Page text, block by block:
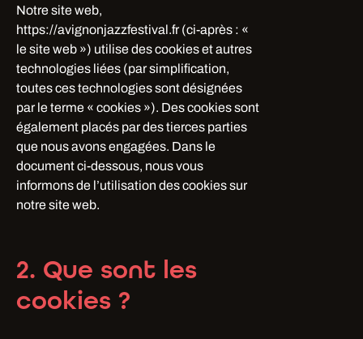
Notre site web,
https://avignonjazzfestival.fr (ci-après : «
le site web ») utilise des cookies et autres
technologies liées (par simplification,
toutes ces technologies sont désignées
par le terme « cookies »). Des cookies sont
également placés par des tierces parties
que nous avons engagées. Dans le
document ci-dessous, nous vous
informons de l’utilisation des cookies sur
notre site web.
2. Que sont les
cookies ?